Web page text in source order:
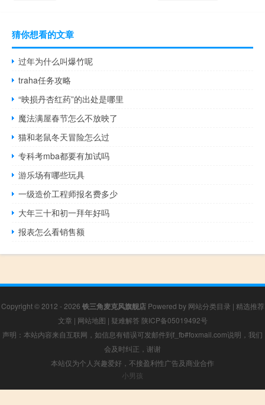
猜你想看的文章
过年为什么叫爆竹呢
traha任务攻略
“映损丹杏红药”的出处是哪里
魔法满屋春节怎么不放映了
猫和老鼠冬天冒险怎么过
专科考mba都要有加试吗
游乐场有哪些玩具
一级造价工程师报名费多少
大年三十和初一拜年好吗
报表怎么看销售额
Copyright © 2012 - 2026 铁三角麦克风旗舰店Powered by 网站分类目录 | 精选推荐
文章 | 网站地图 | 疑难解答 陕ICP备05019492号
声明：本站内容来自互联网，如信息有错误可发邮件到f_fb#foxmail.com说明，我们
会及时纠正，谢谢
本站仅为个人兴趣爱好，不接盈利性广告及商业合作
小男孩